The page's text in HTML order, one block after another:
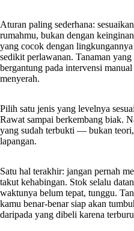
Aturan paling sederhana:
rumahmu, bukan dengan
yang cocok dengan
sedikit perlawanan. Tanaman yang
bergantung pada intervensi
menyerah.
Pilih satu jenis yang levelnya
Rawat sampai berkembang biak.
yang sudah terbukti — bukan
lapangan.
Satu hal terakhir: jangan pernah
takut kehabingan. Stok selalu
waktunya belum tepat, tunggu.
kamu benar-benar siap akan
daripada yang dibeli karena